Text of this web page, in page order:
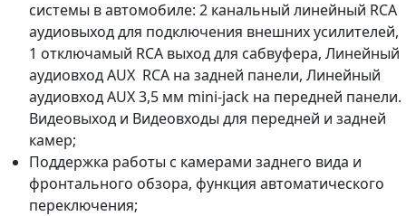
системы в автомобиле: 2 канальный линейный RCA
аудиовыход для подключения внешних усилителей,
1 отключамый RCA выход для сабвуфера, Линейный
аудиовход AUX RCA на задней панели, Линейный
аудиовход AUX 3,5 мм mini-jack на передней панели.
Видеовыход и Видеовходы для передней и задней
камер;
Поддержка работы с камерами заднего вида и
фронтального обзора, функция автоматического
переключения;